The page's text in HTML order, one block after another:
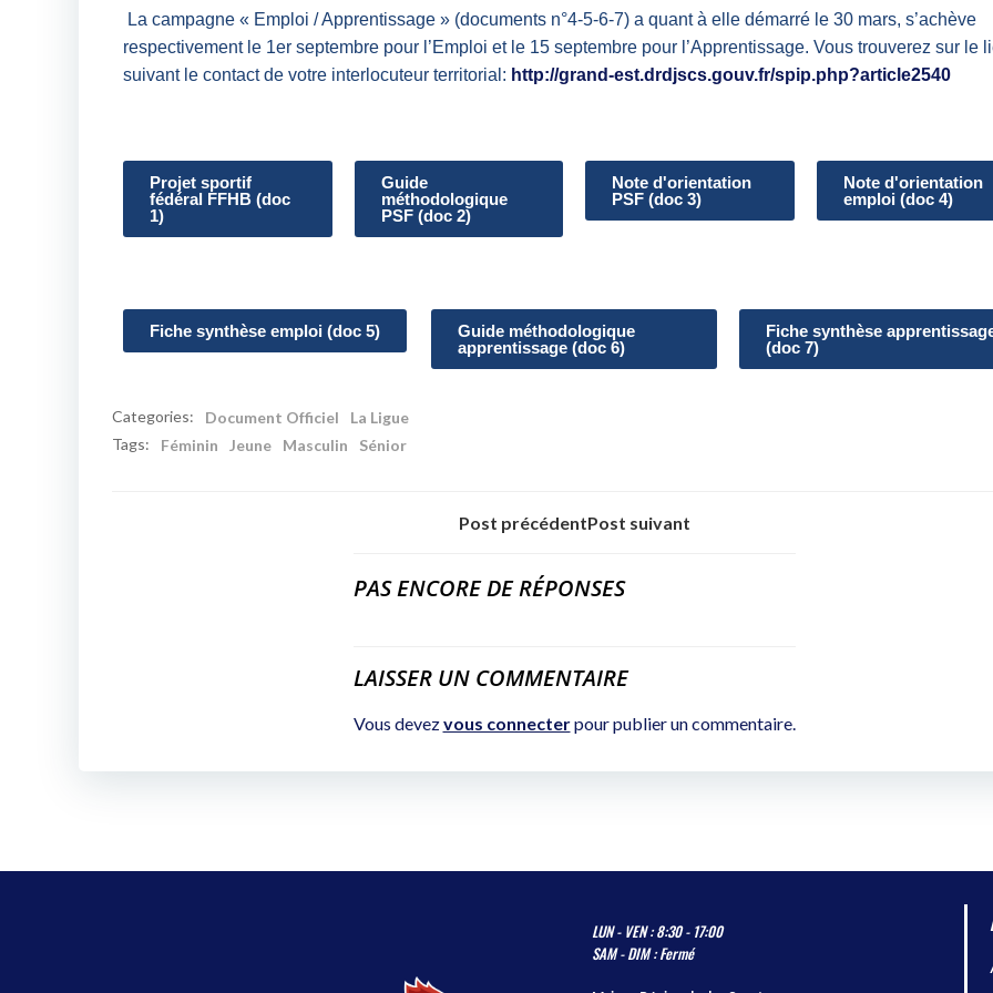
La campagne « Emploi / Apprentissage » (documents n°4-5-6-7) a quant à elle démarré le 30 mars, s’achève
respectivement le 1er septembre pour l’Emploi et le 15 septembre pour l’Apprentissage. Vous trouverez sur le
suivant le contact de votre interlocuteur territorial: http://grand-est.drdjscs.gouv.fr/spip.php?article2540
Projet sportif
fédéral FFHB (doc
1)
Guide
méthodologique
PSF (doc 2)
Note d'orientation
PSF (doc 3)
Note d'orientation
emploi (doc 4)
Fiche synthèse emploi (doc 5)
Guide méthodologique
apprentissage (doc 6)
Fiche synthèse
(doc 7)
Categories: Document Officiel
La Ligue
Tags:
Féminin Jeune Masculin Sénior
Post précédentPost suivant
PAS ENCORE DE RÉPONSES
LAISSER UN COMMENTAIRE
Vous devezvous connecterpour publier un commentaire.
LUN - VEN : 8:30 - 17:00
SAM - DIM : Fermé